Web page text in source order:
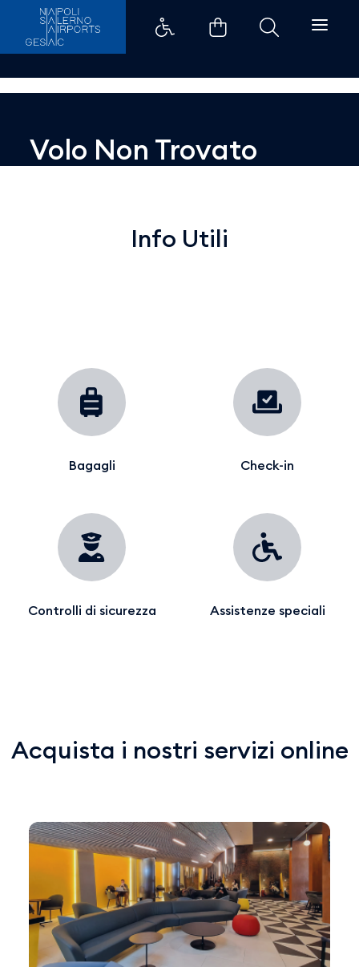
Dettaglio - Aeroporti di Napoli
Volo Non Trovato
Info Utili
Bagagli Check-in
Controlli di sicurezza Assistenze speciali
Acquista i nostri servizi online